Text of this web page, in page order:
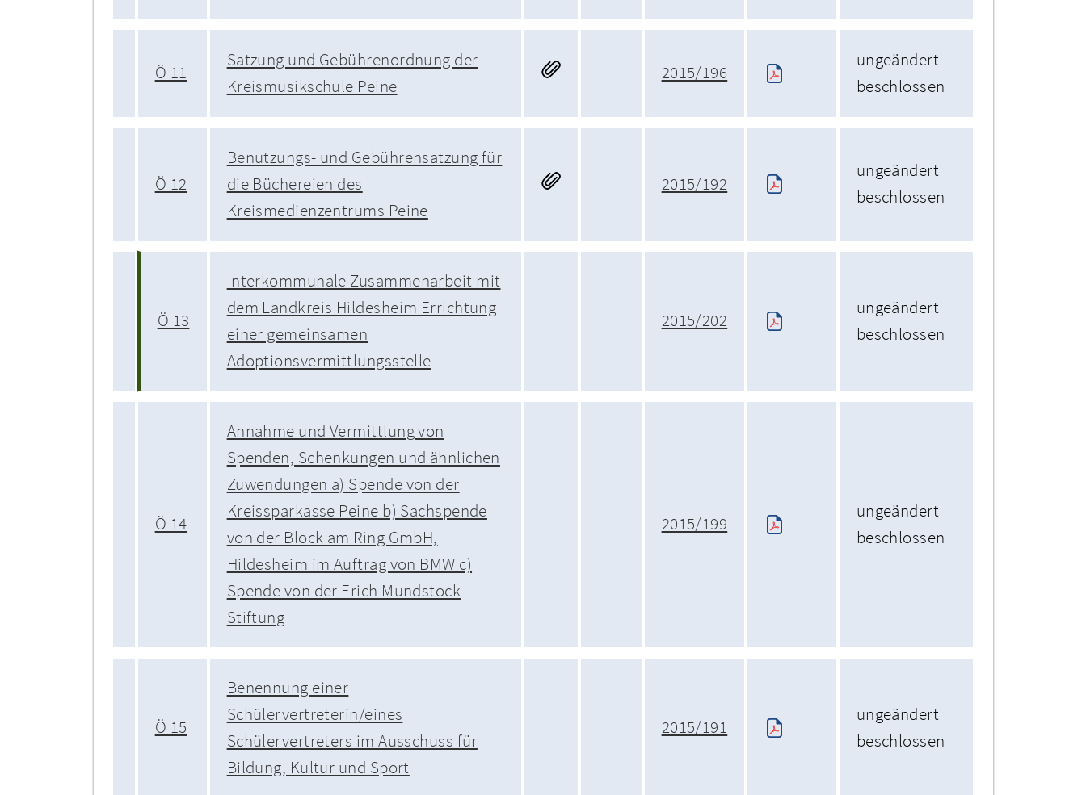
Ö 11
Satzung und Gebührenordnung der
Kreismusikschule Peine
2015/196
ungeändert
beschlossen
Ö 12
Benutzungs- und Gebührensatzung für
die Büchereien des
Kreismedienzentrums Peine
2015/192
ungeändert
beschlossen
Ö 13
Interkommunale Zusammenarbeit mit
dem Landkreis Hildesheim Errichtung
einer gemeinsamen
Adoptionsvermittlungsstelle
2015/202
ungeändert
beschlossen
Ö 14
Annahme und Vermittlung von
Spenden, Schenkungen und ähnlichen
Zuwendungen a) Spende von der
Kreissparkasse Peine b) Sachspende
von der Block am Ring GmbH,
Hildesheim im Auftrag von BMW c)
Spende von der Erich Mundstock
Stiftung
2015/199
ungeändert
beschlossen
Ö 15
Benennung einer
Schülervertreterin/eines
Schülervertreters im Ausschuss für
Bildung, Kultur und Sport
2015/191
ungeändert
beschlossen